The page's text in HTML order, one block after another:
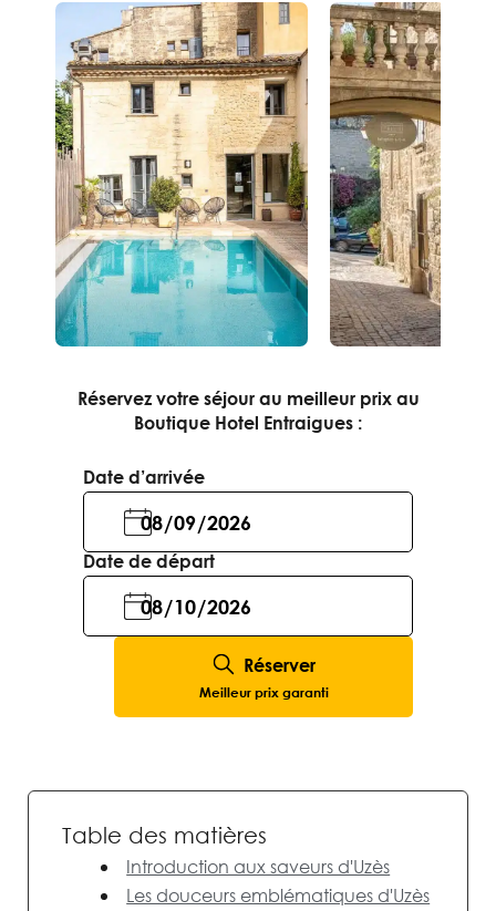
Réservez votre séjour au meilleur prix au
Boutique Hotel Entraigues :
Date d’arrivée
Date de départ
Réserver
Meilleur prix garanti
Table des matières
Introduction aux saveurs d'Uzès
Les douceurs emblématiques d'Uzès